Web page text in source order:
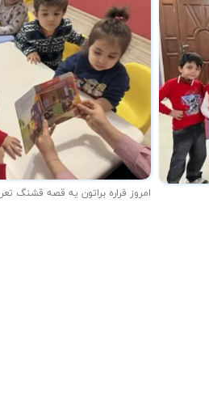
امروز قراره براتون یه قصه قشنگ